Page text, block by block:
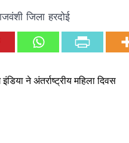
जिला हरदोई
ने अंतर्राष्ट्रीय महिला दिवस